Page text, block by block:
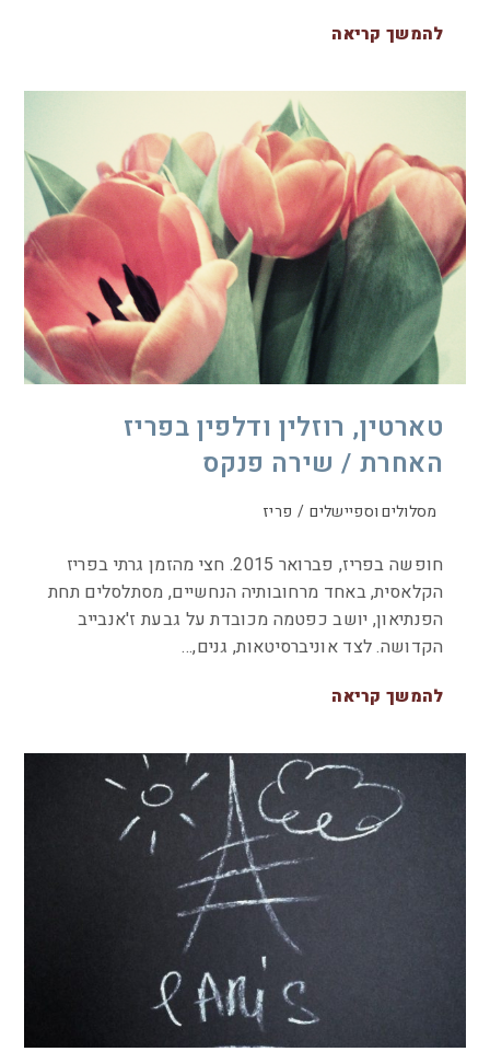
להמשך קריאה
טארטין, רוזלין ודלפין בפריז
האחרת / שירה פנקס
מסלולים וספיישלים / פריז
חופשה בפריז, פברואר 2015. חצי מהזמן גרתי בפריז
הקלאסית, באחד מרחובותיה הנחשיים, מסתלסלים תחת
הפנתיאון, יושב כפטמה מכובדת על גבעת ז'אנבייב
הקדושה. לצד אוניברסיטאות, גנים,…
להמשך קריאה